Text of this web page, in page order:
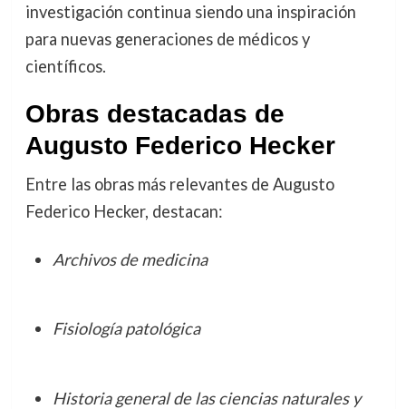
investigación continua siendo una inspiración
para nuevas generaciones de médicos y
científicos.
Obras destacadas de
Augusto Federico Hecker
Entre las obras más relevantes de Augusto
Federico Hecker, destacan:
Archivos de medicina
Fisiología patológica
Historia general de las ciencias naturales y